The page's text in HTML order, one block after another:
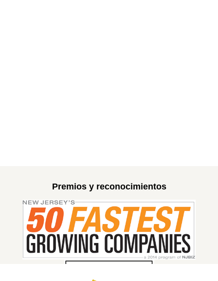
Premios y reconocimientos